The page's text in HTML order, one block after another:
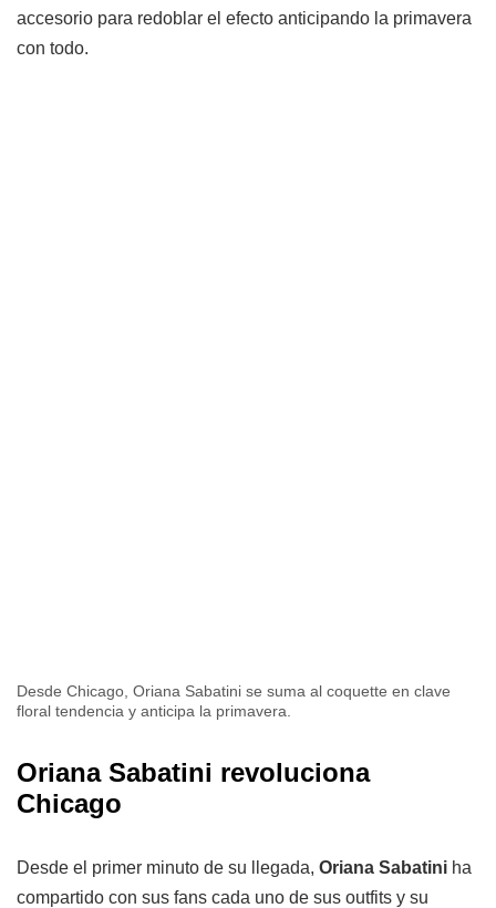
accesorio para redoblar el efecto anticipando la primavera
con todo.
Desde Chicago, Oriana Sabatini se suma al coquette en clave
floral tendencia y anticipa la primavera.
Oriana Sabatini revoluciona
Chicago
Desde el primer minuto de su llegada, Oriana Sabatini ha
compartido con sus fans cada uno de sus outfits y su